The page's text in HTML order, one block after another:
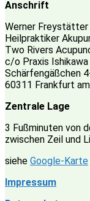
Anschrift
Werner Freystätter
Heilpraktiker
Two Rivers
c/o Praxis Ishikawa
Schärfengäßchen
60311 Frankfurt
Zentrale Lage
3 Fußminuten von
zwischen Zeil und
siehe Google-Karte
Impressum